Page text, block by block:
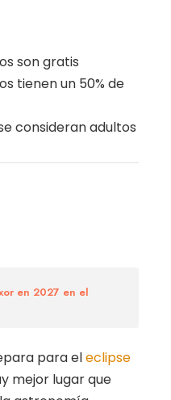
son gratis
tienen un 50% de
consideran adultos
en 2027 en el
para eleclipse
mejor lugar que